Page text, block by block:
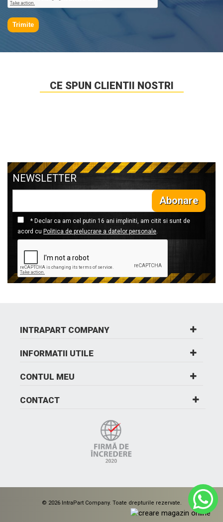
Trimite
CE SPUN CLIENTII NOSTRI
NEWSLETTER
Abonare
* Declar ca am cel putin 16 ani impliniti, am citit si sunt de
acord cu Politica de prelucrare a datelor personale.
INTRAPART COMPANY
INFORMATII UTILE
CONTUL MEU
CONTACT
© 2026 IntraPart Company. Toate drepturile rezervate.